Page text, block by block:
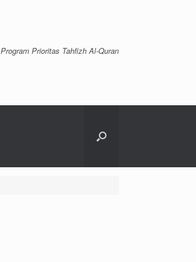
Program Prioritas Tahfizh Al-Quran